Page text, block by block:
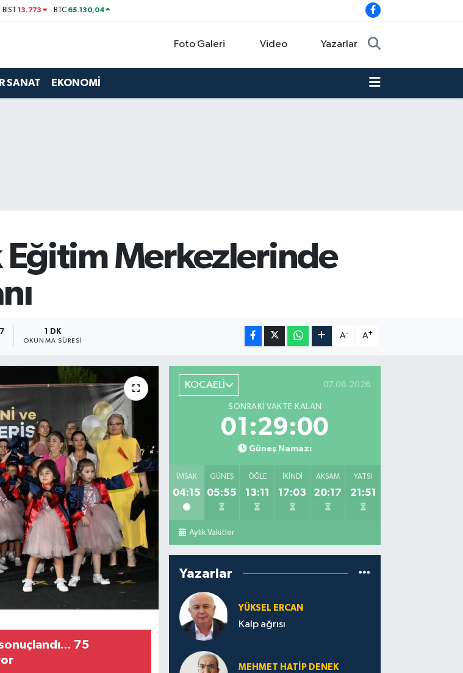
BİST13.773 BTC 65.130,04
Foto Galeri Video Yazarlar
SANAT EKONOMİ
Eğitim Merkezlerinde
1 DK
OKUNMA SÜRESI
A- A+
75
KOCAELİ 07.08.2026
SONRAKI VAKTE KALAN
01:28:59
Güneş Namazı
İMSAK
04:15
GÜNEŞ
05:55
ÖĞLE
13:11
İKINDI
17:03
AKŞAM
20:17
YATSI
21:51
Aylık Vakitler
Yazarlar
YÜKSEL ERCAN
Kalp ağrısı
MEHMET HATİP DENEK